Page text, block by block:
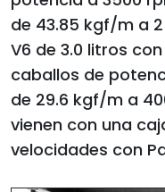
de 43.85 kgf/m a
V6 de 3.0 litros
caballos de
de 29.6 kgf/m a
vienen con una
velocidades con